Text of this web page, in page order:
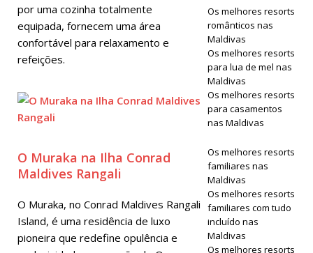
ESTRELAS
por uma cozinha totalmente
equipada, fornecem uma área
confortável para relaxamento e
refeições.
O Muraka na Ilha Conrad
Maldives Rangali
O Muraka, no Conrad Maldives Rangali
Island, é uma residência de luxo
pioneira que redefine opulência e
Os melhores resorts
românticos nas
Maldivas
Os melhores resorts
para lua de mel nas
Maldivas
Os melhores resorts
para casamentos
nas Maldivas
Os melhores resorts
familiares nas
Maldivas
Os melhores resorts
familiares com tudo
incluído nas
Maldivas
Os melhores resorts